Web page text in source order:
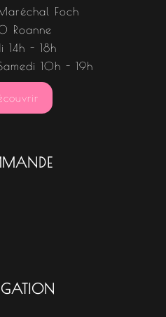
Foch
Roanne
14h - 18h
10h - 19h